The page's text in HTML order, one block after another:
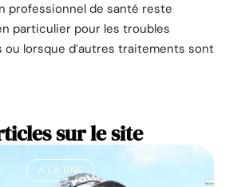
professionnel de santé reste
particulier pour les troubles
ou lorsque d’autres traitements sont
sur le site
À LA UNE